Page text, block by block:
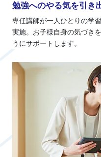
勉強へのやる気を引き
専任講師が一人ひとりの学
実施。お子様自身の気づき
うにサポートします。